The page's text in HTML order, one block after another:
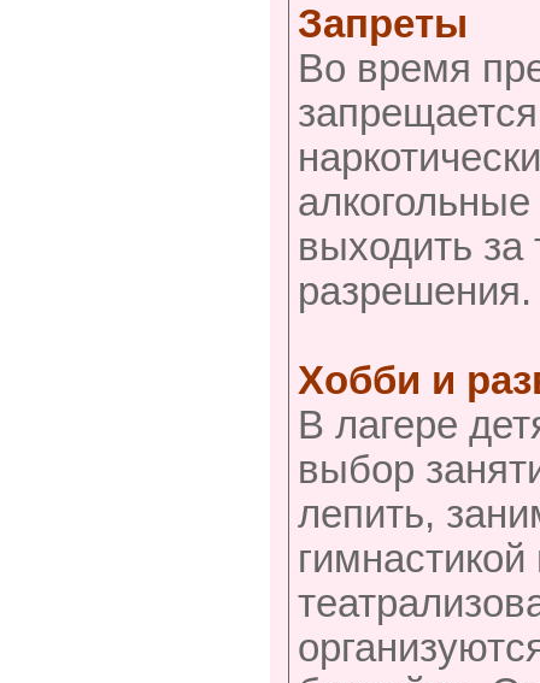
Запреты
Во время
выходить за
разрешения.
Хобби и
В лагере
выбор
лепить,